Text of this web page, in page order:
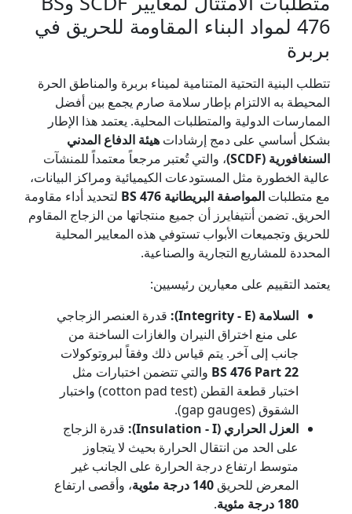
476 لمواد البناء المقاومة للحريق في
بربرة
تتطلب البنية التحتية المتنامية لميناء بربرة والمناطق الحرة
المحيطة به الالتزام بإطار سلامة صارم يجمع بين أفضل
الممارسات الدولية والمتطلبات المحلية. يعتمد هذا الإطار
بشكل أساسي على دمج إرشادات هيئة الدفاع المدني
السنغافورية (SCDF)
، والتي تُعتبر مرجعاً معتمداً للمنشآت
عالية الخطورة مثل المستودعات الكيميائية ومراكز البيانات،
مع متطلبات المواصفة البريطانية BS 476
لتحديد أداء مقاومة
الحريق. تضمن أنتيفايرز أن جميع منتجاتها من الزجاج المقاوم
للحريق وتجميعات الأبواب تستوفي هذه المعايير المحلية
المحددة للمشاريع التجارية والصناعية.
يعتمد التقييم على معيارين رئيسيين:
السلامة (Integrity - E):
قدرة العنصر الزجاجي
على منع اختراق النيران والغازات الساخنة من
جانب إلى آخر. يتم قياس ذلك وفقاً لبروتوكولات
BS 476 Part 22 والتي تتضمن اختبارات مثل
اختبار قطعة القطن (cotton pad test) واختبار
الشقوق (gap gauges).
العزل الحراري (Insulation - I):
قدرة الزجاج
على الحد من انتقال الحرارة بحيث لا يتجاوز
متوسط ارتفاع درجة الحرارة على الجانب غير
المعرض للحريق 140 درجة مئوية
، وأقصى ارتفاع
180 درجة مئوية
.